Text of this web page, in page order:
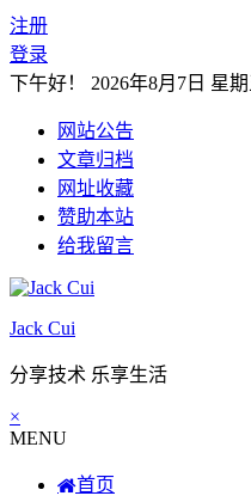
注册
登录
下午好！ 2026年8月7日 星期
网站公告
文章归档
网址收藏
赞助本站
给我留言
Jack Cui
分享技术 乐享生活
×
MENU
首页